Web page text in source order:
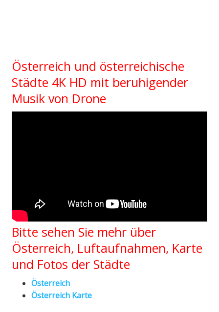
Österreich und österreichische
Städte 4K HD mit beruhigender
Musik von Drone
Bitte sehen Sie mehr über
Österreich, Luftaufnahmen, Karte
und Fotos der Städte
Österreich
Österreich Karte